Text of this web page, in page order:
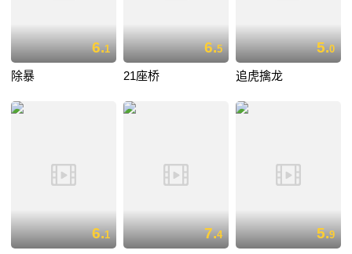
6.1
除暴
6.5
21座桥
5.0
追虎擒龙
6.1 7.4 5.9